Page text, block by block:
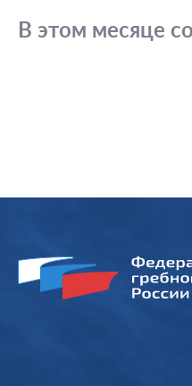
В этом месяце